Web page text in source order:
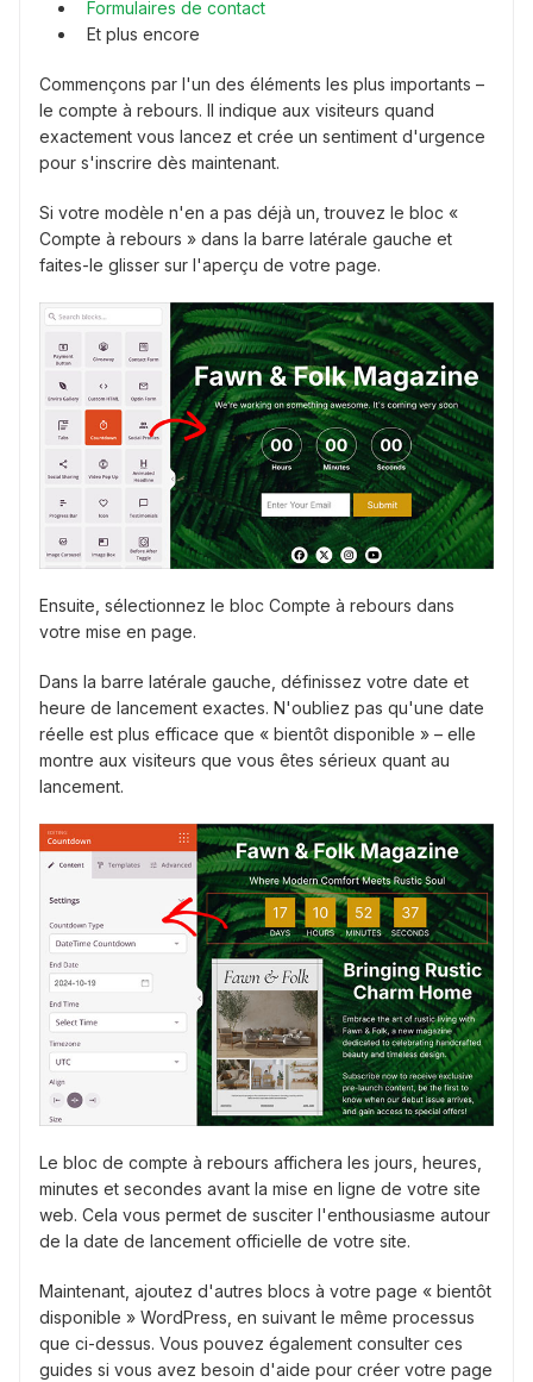
Formulaires de contact
Et plus encore
Commençons par l'un des éléments les plus importants –
le compte à rebours. Il indique aux visiteurs quand
exactement vous lancez et crée un sentiment d'urgence
pour s'inscrire dès maintenant.
Si votre modèle n'en a pas déjà un, trouvez le bloc «
Compte à rebours » dans la barre latérale gauche et
faites-le glisser sur l'aperçu de votre page.
Ensuite, sélectionnez le bloc Compte à rebours dans
votre mise en page.
Dans la barre latérale gauche, définissez votre date et
heure de lancement exactes. N'oubliez pas qu'une date
réelle est plus efficace que « bientôt disponible » – elle
montre aux visiteurs que vous êtes sérieux quant au
lancement.
Le bloc de compte à rebours affichera les jours, heures,
minutes et secondes avant la mise en ligne de votre site
web. Cela vous permet de susciter l'enthousiasme autour
de la date de lancement officielle de votre site.
Maintenant, ajoutez d'autres blocs à votre page « bientôt
disponible » WordPress, en suivant le même processus
que ci-dessus. Vous pouvez également consulter ces
guides si vous avez besoin d'aide pour créer votre page